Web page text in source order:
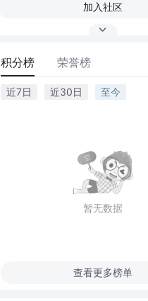
加入社区
积分榜 荣誉榜
近7日 近30日 至今
暂无数据
查看更多榜单